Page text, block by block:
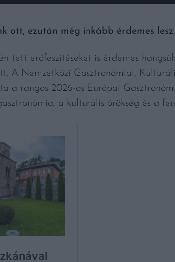
ott, ezután még inkább érdemes
tett erőfeszítéseket is érdemes
A Nemzetközi Gasztronómiai,
a rangos 2026-os Európai
a kulturális örökség és a